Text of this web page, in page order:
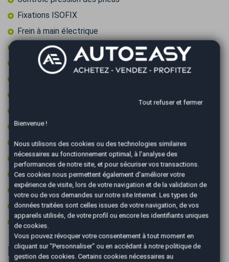
Fixations ISOFIX
Frein à main électrique
Jantes 17 pouces
Limiteur de vitesse
Prise audio USB
Radar arrière de détection d'obstacles
Radar avant de détection d'obstacles
Régulateur de vitesse
Rétroviseurs électriques
Vitres surteintées
Volant multifonctions
Informations complémentaires
Tout refuser et fermer
Bienvenue !
Nous utilisons des cookies ou des technologies similaires
nécessaires au fonctionnement optimal, à l'analyse des
performances de notre site, et pour sécuriser vos transactions.
Ces cookies nous permettent également d'améliorer votre
expérience de visite, lors de votre navigation et de la validation de
votre ou de vos demandes sur notre site Internet. Les types de
données traitées sont celles issues de votre navigation, de vos
appareils utilisés, de votre profil ou encore les identifiants uniques
de cookies.
Vous pouvez révoquer votre consentement à tout moment en
cliquant sur "Personnaliser" ou en accédant à notre politique de
gestion des cookies. Certains cookies nécessaires au